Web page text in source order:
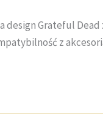
design Grateful Dead
z